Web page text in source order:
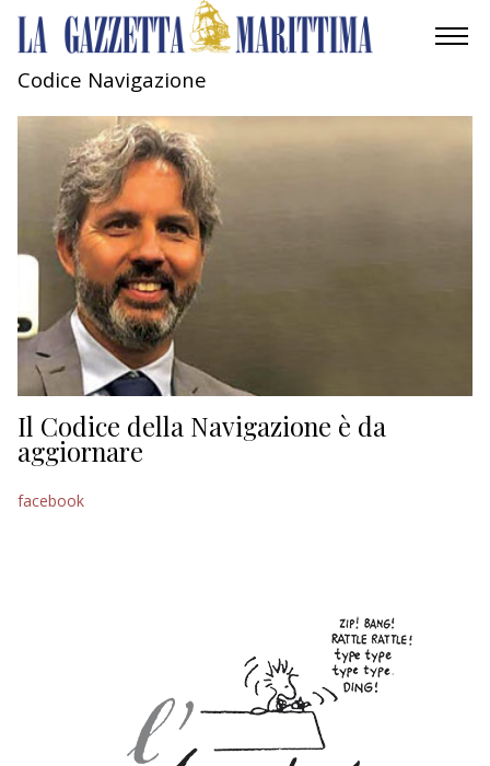
MOBILITÀ
INDUSTRIA
RICERCA
ECONOMIA
TURISMO
CULTURA
NAUTICA
Codice Navigazione
Il Codice della Navigazione è da
aggiornare
facebook